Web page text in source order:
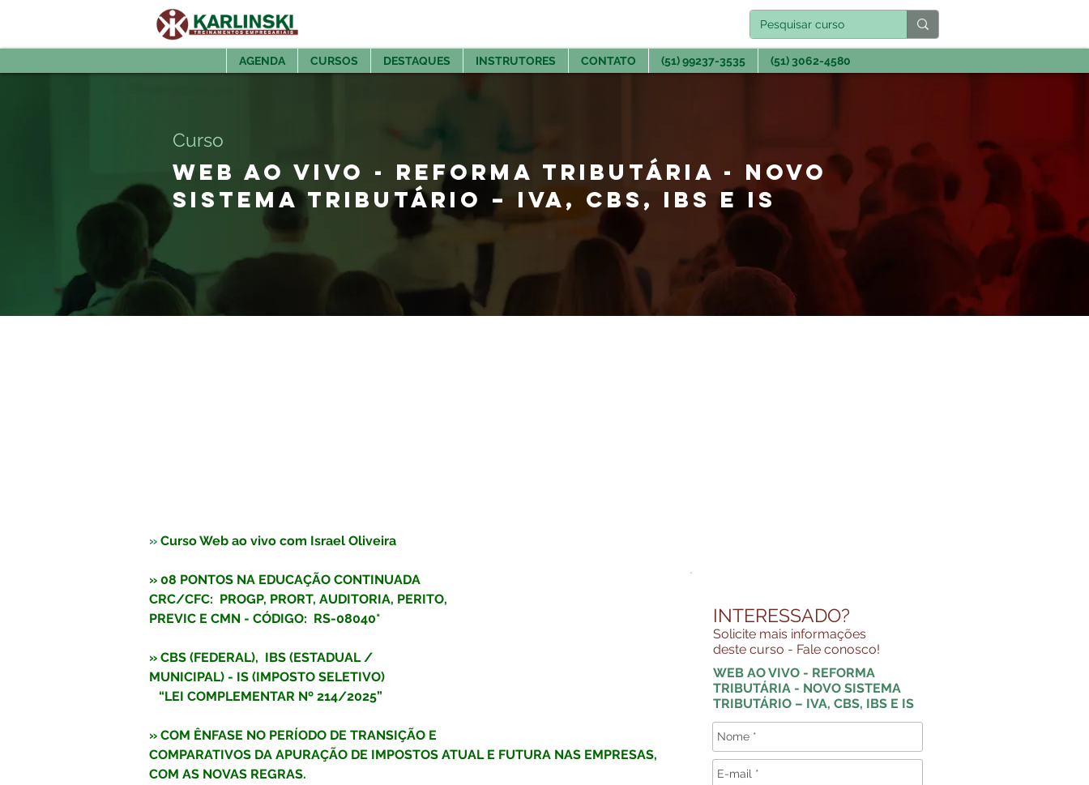
AGENDA CURSOS DESTAQUES INSTRUTORES CONTATO (51) 99237-3535 (51) 3062-4580
INTERESSADO?
Solicite mais informações
deste curso - Fale conosco!
WEB AO VIVO - REFORMA
TRIBUTÁRIA - NOVO SISTEMA
TRIBUTÁRIO – IVA, CBS, IBS E IS
Curso
WEB AO VIVO - REFORMA TRIBUTÁRIA - NOVO
SISTEMA TRIBUTÁRIO – IVA, CBS, IBS E IS
» Curso Web ao vivo com Israel Oliveira
» 08 PONTOS NA EDUCAÇÃO CONTINUADA
CRC/CFC:  PROGP, PRORT, AUDITORIA, PERITO,
PREVIC E CMN - CÓDIGO:  RS-08040*
» CBS (FEDERAL),  IBS (ESTADUAL /
MUNICIPAL) - IS (IMPOSTO SELETIVO)
   “LEI COMPLEMENTAR Nº 214/2025”
» COM ÊNFASE NO PERÍODO DE TRANSIÇÃO E
COMPARATIVOS DA APURAÇÃO DE IMPOSTOS ATUAL E FUTURA NAS EMPRESAS,
COM AS NOVAS REGRAS.